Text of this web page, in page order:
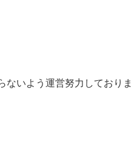
ないよう運営努力しておりま